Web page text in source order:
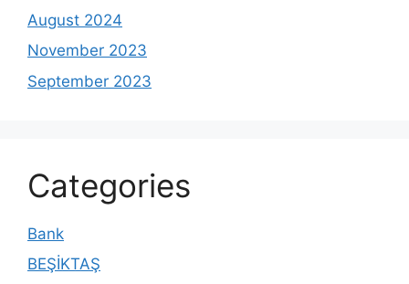
August 2024
November 2023
September 2023
Categories
Bank
BEŞİKTAŞ